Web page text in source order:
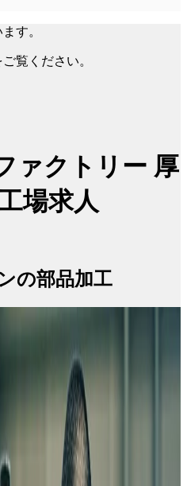
す。
覧ください。
ァクトリー 厚
場求人
の部品加工